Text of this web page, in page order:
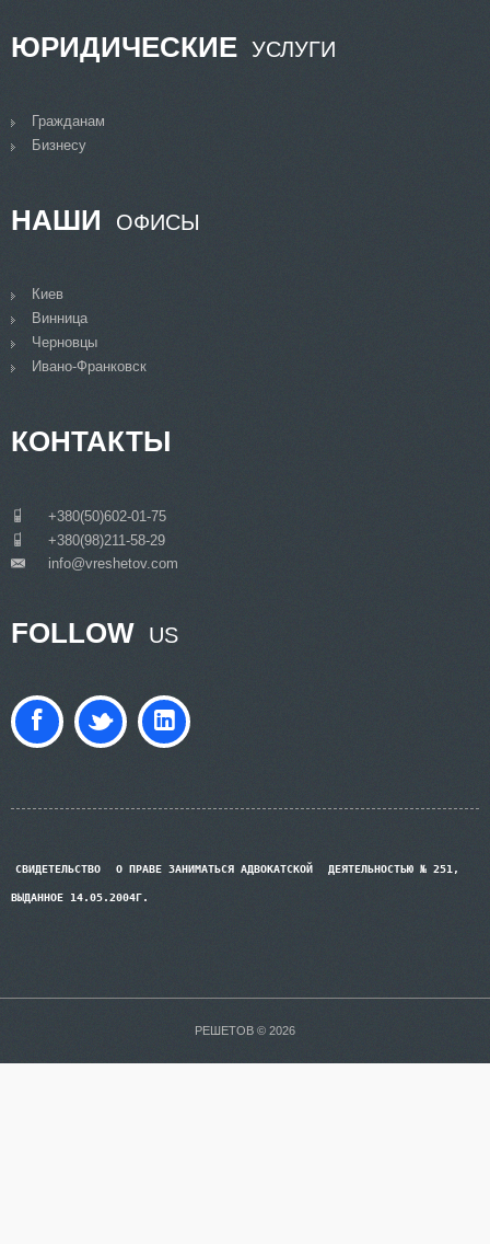
ЮРИДИЧЕСКИЕ УСЛУГИ
Гражданам
Бизнесу
НАШИ ОФИСЫ
Киев
Винница
Черновцы
Ивано-Франковск
КОНТАКТЫ
+380(50)602-01-75
+380(98)211-58-29
info@vreshetov.com
FOLLOW US
СВИДЕТЕЛЬСТВО О ПРАВЕ ЗАНИМАТЬСЯ АДВОКАТСКОЙ ДЕЯТЕЛЬНОСТЬЮ № 251,
ВЫДАННОЕ 14.05.2004Г.
РЕШЕТОВ © 2026